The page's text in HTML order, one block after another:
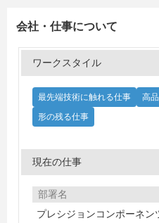
会社・仕事について
ワークスタイル
最先端技術に触れる仕事
高
形の残る仕事
現在の仕事
部署名
プレシジョンコンポーネ